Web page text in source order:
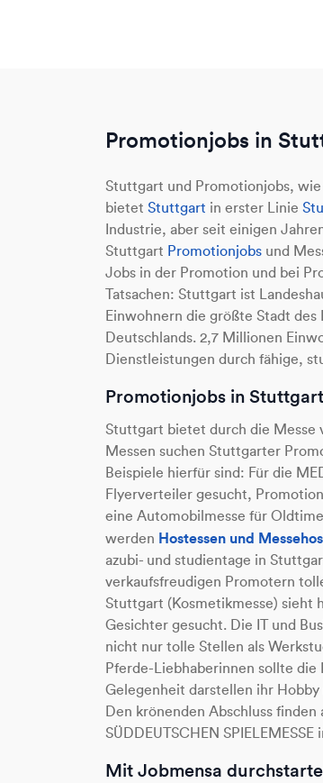
Promotionjobs in
Stuttgart und Promotionjobs, wie
bietet Stuttgart in erster Linie
Industrie, aber seit einigen
Stuttgart Promotionjobs und
Jobs in der Promotion und bei
Tatsachen: Stuttgart ist
Einwohnern die größte Stadt des
Deutschlands. 2,7 Millionen
Dienstleistungen durch fähige,
Promotionjobs in
Stuttgart bietet durch die Messe
Messen suchen Stuttgarter
Beispiele hierfür sind: Für die
Flyerverteiler gesucht,
eine Automobilmesse für
werden Hostessen und
azubi- und studientage in
verkaufsfreudigen Promotern
Stuttgart (Kosmetikmesse) sieht
Gesichter gesucht. Die IT und
nicht nur tolle Stellen als
Pferde-Liebhaberinnen sollte die
Gelegenheit darstellen ihr
Den krönenden Abschluss
SÜDDEUTSCHEN
Mit Jobmensa